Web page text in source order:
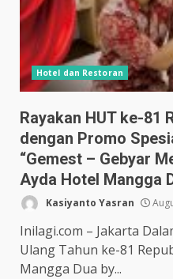
Hotel dan Restoran
Rayakan HUT ke-81
dengan Promo
“Gemest – Gebyar
Ayda Hotel Mangga
Kasiyanto Yasran
Inilagi.com – Jakarta
Ulang Tahun ke-81
Mangga Dua by...